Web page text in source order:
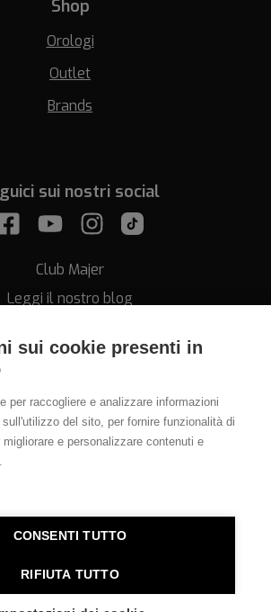
sui cookie presenti in
per raccogliere e analizzare informazioni
del sito, per fornire funzionalità di
e personalizzare contenuti e
CONSENTI TUTTO
RIFIUTA TUTTO
Shop
Orologi
Outlet
Brands
sui nostri social
Club Majer
Leggi il nostro blog
Assistenza
info@orologeriamajer.it
di Alessi Speranza & C. s.n.c. - P.IVA